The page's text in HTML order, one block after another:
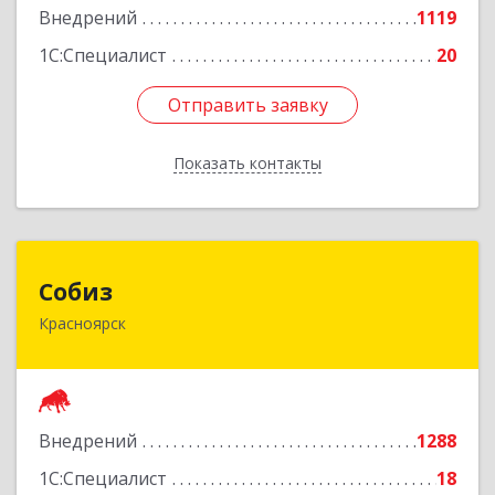
Внедрений
1119
1С:Специалист
20
Отправить заявку
Показать контакты
Отправить заявку
Назад
Собиз
Красноярск
Внедрений
1288
1С:Специалист
18
660001, Красноярский край, Красноярск г, Ладо